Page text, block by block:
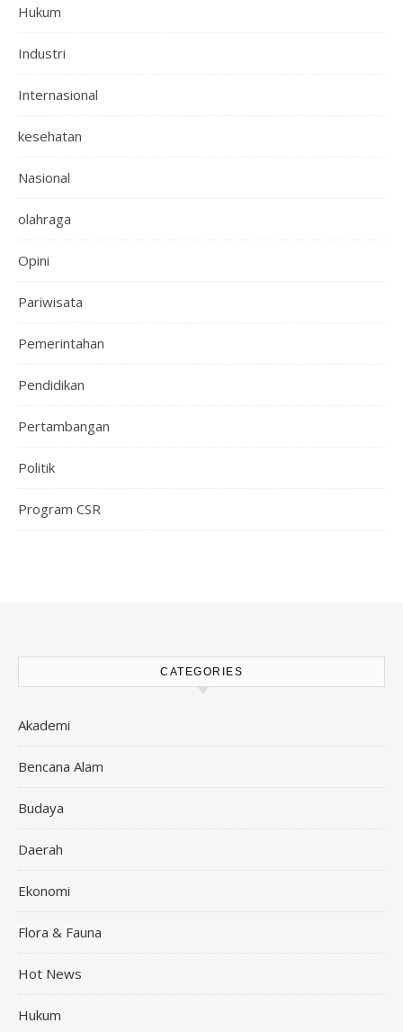
Hukum
Industri
Internasional
kesehatan
Nasional
olahraga
Opini
Pariwisata
Pemerintahan
Pendidikan
Pertambangan
Politik
Program CSR
CATEGORIES
Akademi
Bencana Alam
Budaya
Daerah
Ekonomi
Flora & Fauna
Hot News
Hukum